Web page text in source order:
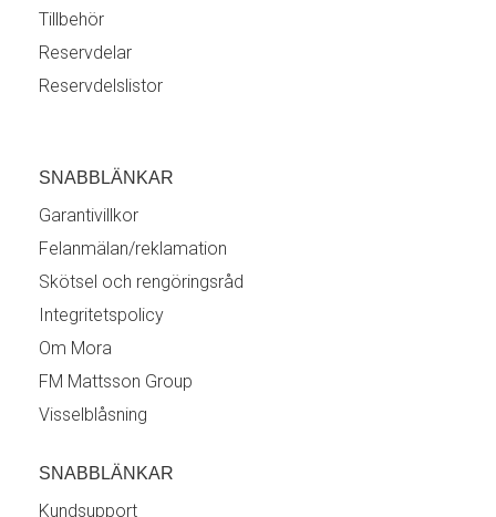
Tillbehör
Reservdelar
Reservdelslistor
SNABBLÄNKAR
Garantivillkor
Felanmälan/reklamation
Skötsel och rengöringsråd
Integritetspolicy
Om Mora
FM Mattsson Group
Visselblåsning
SNABBLÄNKAR
Kundsupport